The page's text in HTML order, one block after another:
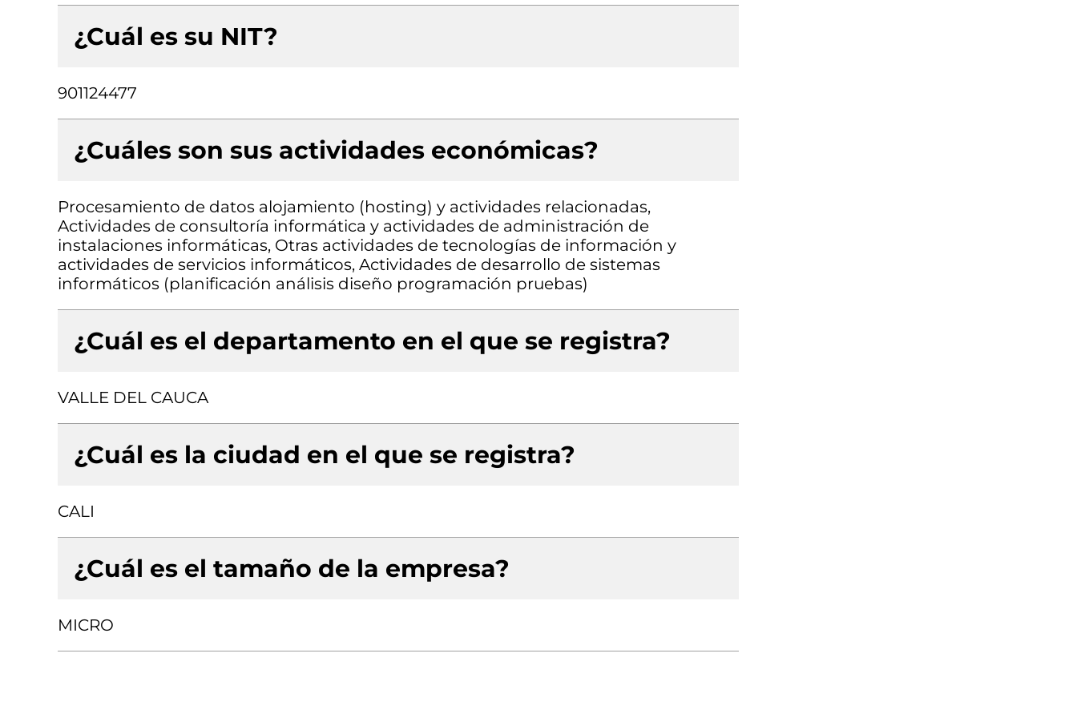
¿Cuál es su NIT?
901124477
¿Cuáles son sus actividades económicas?
Procesamiento de datos alojamiento (hosting) y actividades relacionadas,
Actividades de consultoría informática y actividades de administración de
instalaciones informáticas, Otras actividades de tecnologías de información y
actividades de servicios informáticos, Actividades de desarrollo de sistemas
informáticos (planificación análisis diseño programación pruebas)
¿Cuál es el departamento en el que se registra?
VALLE DEL CAUCA
¿Cuál es la ciudad en el que se registra?
CALI
¿Cuál es el tamaño de la empresa?
MICRO